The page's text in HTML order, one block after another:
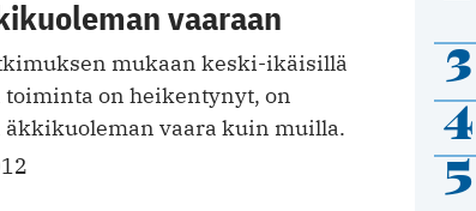
vaaraan
mukaan keski-ikäisillä
on heikentynyt, on
vaara kuin muilla.
3
4
5